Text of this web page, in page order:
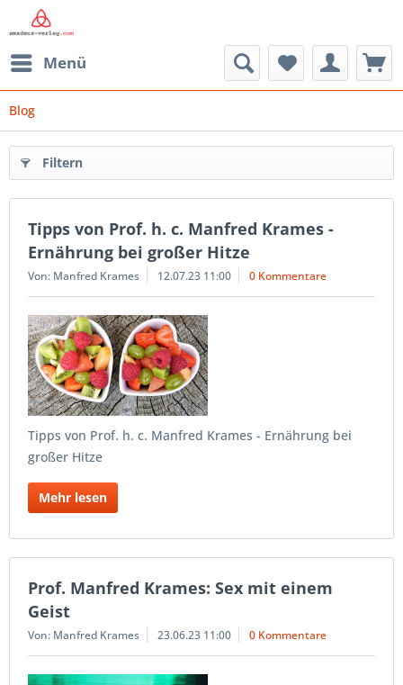
Menü
Blog
Filtern
Tipps von Prof. h. c. Manfred Krames -
Ernährung bei großer Hitze
Von: Manfred Krames 12.07.23 11:00 0 Kommentare
Tipps von Prof. h. c. Manfred Krames - Ernährung bei
großer Hitze
Mehr lesen
Prof. Manfred Krames: Sex mit einem
Geist
Von: Manfred Krames 23.06.23 11:00 0 Kommentare